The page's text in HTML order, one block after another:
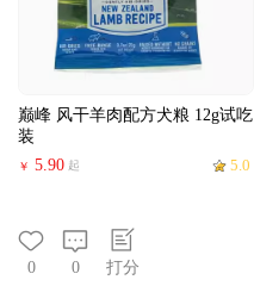
巅峰 风干羊肉配方犬粮 12g试吃
装
￥ 5.90 起 5.0
0 0 打分